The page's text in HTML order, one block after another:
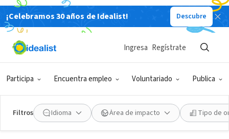
¡Celebramos 30 años de Idealist! Descubre
Participa Encuentra empleo Voluntariado Publica
Ingresa Regístrate
Filtros Idioma Área de impacto Tipo de
ORGANIZACIÓN SIN FIN DE LUCRO
Fitness Professional Lifestyle
Association
Dayton, OH fitprolifestyle.webs.com
Misión